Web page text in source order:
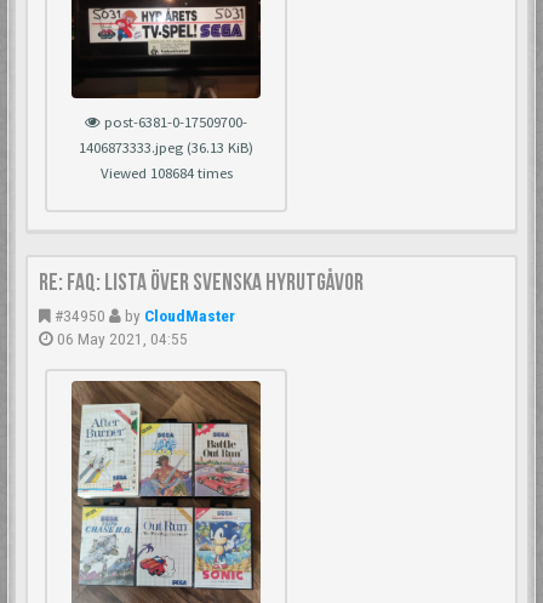
post-6381-0-17509700-
1406873333.jpeg (36.13 KiB)
Viewed 108684 times
Re: FAQ: Lista över svenska hyrutgåvor
#34950 by CloudMaster
06 May 2021, 04:55